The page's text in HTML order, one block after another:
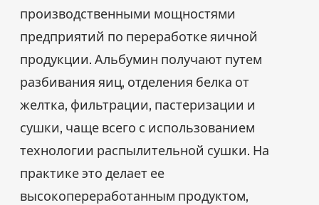
производственными мощностями
предприятий по переработке яичной
продукции. Альбумин получают путем
разбивания яиц, отделения белка от
желтка, фильтрации, пастеризации и
сушки, чаще всего с использованием
технологии распылительной сушки. На
практике это делает ее
высокопереработанным продуктом,